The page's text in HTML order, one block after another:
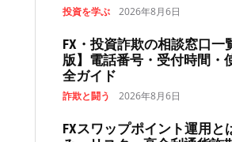
投資を学ぶ 2026年8月6日
FX・投資詐欺の相談窓口一
版】電話番号・受付時間・
全ガイド
詐欺と闘う 2026年8月6日
FXスワップポイント運用と